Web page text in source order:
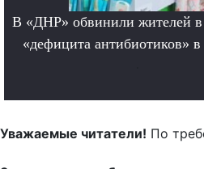
В «ДНР» обвинили жителей в
«дефицита антибиотиков» в
Уважаемые читатели! По